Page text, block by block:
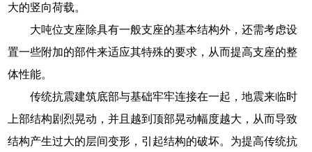
大的竖向荷载。
大吨位支座除具有一般支座的基本结构外，还需考虑设
置一些附加的部件来适应其特殊的要求，从而提高支座的整
体性能。
传统抗震建筑底部与基础牢牢连接在一起，地震来临时
上部结构剧烈晃动，并且越到顶部晃动幅度越大，从而导致
结构产生过大的层间变形，引起结构的破坏。为提高传统抗